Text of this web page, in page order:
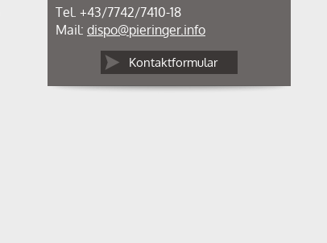
Tel. +43/7742/7410-18
Mail: dispo@pieringer.info
Kontaktformular